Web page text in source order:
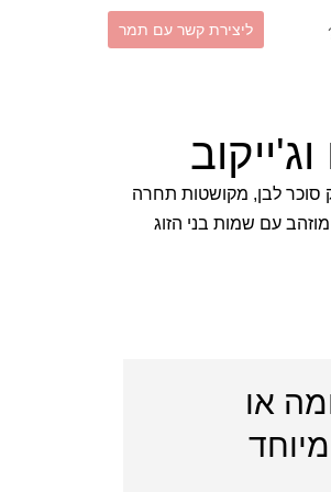
ליצירת קשר עם תמר
4 קומות מצופות בצק סוכר לבן, מקושטות תחרה
מוזהב עם שמות בני הזוג
או